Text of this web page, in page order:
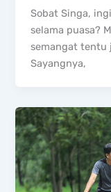
Sobat Singa,
selama puasa?
semangat tentu
Sayangnya,